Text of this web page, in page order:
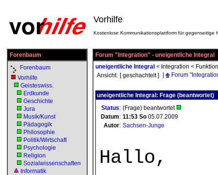
Vorhilfe
Kostenlose Kommunikationsplattform für gegenseitige
Forenbaum
Forenbaum
Vorhilfe
Geisteswiss.
Erdkunde
Geschichte
Jura
Musik/Kunst
Pädagogik
Philosophie
Politik/Wirtschaft
Psychologie
Religion
Sozialwissenschaften
Informatik
Forum "Integration" - uneigentliche Integral
uneigentliche Integral < Integration <
Ansicht: [ geschachtelt ] Forum
uneigentliche Integral: Frage (beantwortet)
Status: (Frage) beantwortet
Datum: 11:53 So 05.07.2009
Autor: Sachsen-Junge
Hallo,